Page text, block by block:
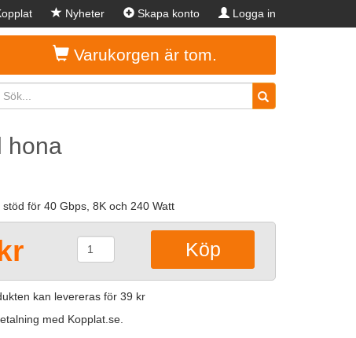
Nyheter Skapa konto Logga in
Varukorgen är tom.
hona
för 40 Gbps, 8K och 240 Watt
kan levereras för 39 kr
med Kopplat.se.